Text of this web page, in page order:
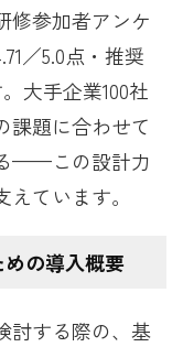
修参加者アンケ
／5.0点・推奨
大手企業100社
課題に合わせて
——この設計力
ています。
めの導入概要
討する際の、基